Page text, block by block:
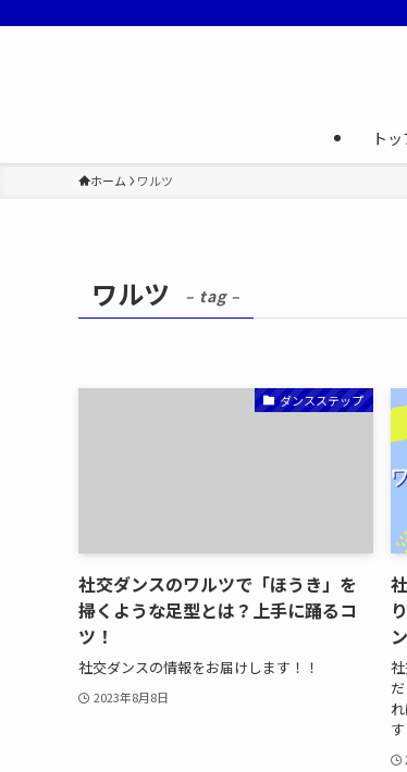
ト
ホーム ワルツ
ワルツ – tag –
ダンスステップ
社交ダンスのワルツで「ほうき」を
掃くような足型とは？上手に踊るコ
ツ！
社交ダンスの情報をお届けします！！
2023年8月8日
す